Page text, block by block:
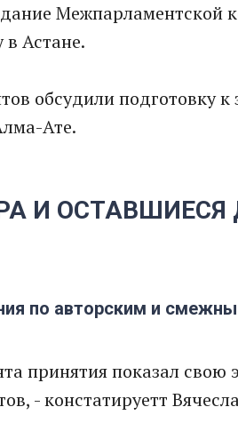
Межпарламентской
в Астане.
обсудили подготовку
Ате.
И
по авторским и
принятия показал свою
- констатируетт